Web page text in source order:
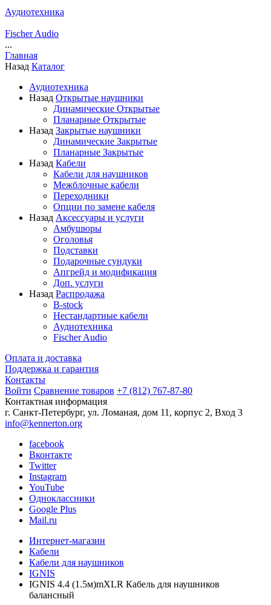
Аудиотехника
Fischer Audio
...
Главная
Назад Каталог
Аудиотехника
Назад Открытые наушники
Динамические Открытые
Планарные Открытые
Назад Закрытые наушники
Динамические Закрытые
Планарные Закрытые
Назад Кабели
Кабели для наушников
Межблочные кабели
Переходники
Опции по замене кабеля
Назад Аксессуары и услуги
Амбушюры
Оголовья
Подставки
Подарочные сундуки
Апгрейд и модификация
Доп. услуги
Назад Распродажа
B-stock
Нестандартные кабели
Аудиотехника
Fischer Audio
Оплата и доставка
Поддержка и гарантия
Контакты
Войти Сравнение товаров +7 (812) 767-87-80
Контактная информация
г. Санкт-Петербург, ул. Ломаная, дом 11, корпус 2, Вход 3
info@kennerton.org
facebook
Вконтакте
Twitter
Instagram
YouTube
Одноклассники
Google Plus
Mail.ru
Интернет-магазин
Кабели
Кабели для наушников
IGNIS
IGNIS 4.4 (1.5м)mXLR Кабель для наушников
балансный